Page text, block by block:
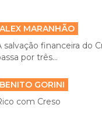
ALEX MARANHÃO
salvação financeira do
por três...
BENITO GORINI
com Creso